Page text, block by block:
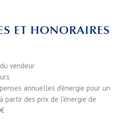
ET HONORAIRES
vendeur
annuelles d'énergie pour un
partir des prix de l'énergie de